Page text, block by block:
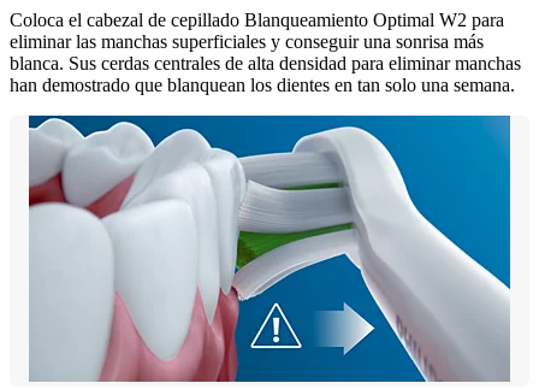
Coloca el cabezal de cepillado Blanqueamiento Optimal W2 para
eliminar las manchas superficiales y conseguir una sonrisa más
blanca. Sus cerdas centrales de alta densidad para eliminar manchas
han demostrado que blanquean los dientes en tan solo una semana.